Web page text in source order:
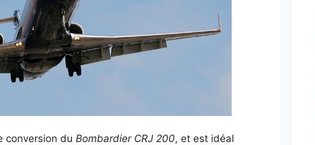
conversion du Bombardier CRJ 200, et est idéal